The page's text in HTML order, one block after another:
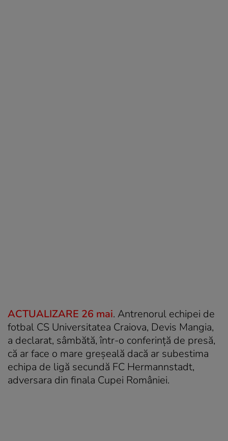
ACTUALIZARE 26 mai. Antrenorul echipei de
fotbal CS Universitatea Craiova, Devis Mangia,
a declarat, sâmbătă, într-o conferinţă de presă,
că ar face o mare greşeală dacă ar subestima
echipa de ligă secundă FC Hermannstadt,
adversara din finala Cupei României.